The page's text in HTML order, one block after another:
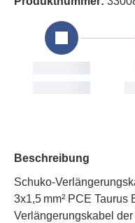
Beschreibung
Schuko-
3x1,5 mm² PCE Taurus
Verlängerungskabel